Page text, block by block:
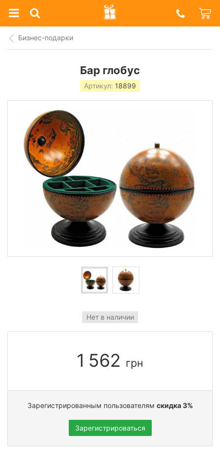
Prazdnik
Shop
Бизнес-подарки
Бар глобус
Артикул: 18899
Нет в наличии
1 562 грн
Зарегистрированным пользователям скидка 3%
Зарегистрироваться